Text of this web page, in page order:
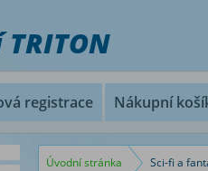
registrace Nákupní
Úvodní stránka Sci-fi a